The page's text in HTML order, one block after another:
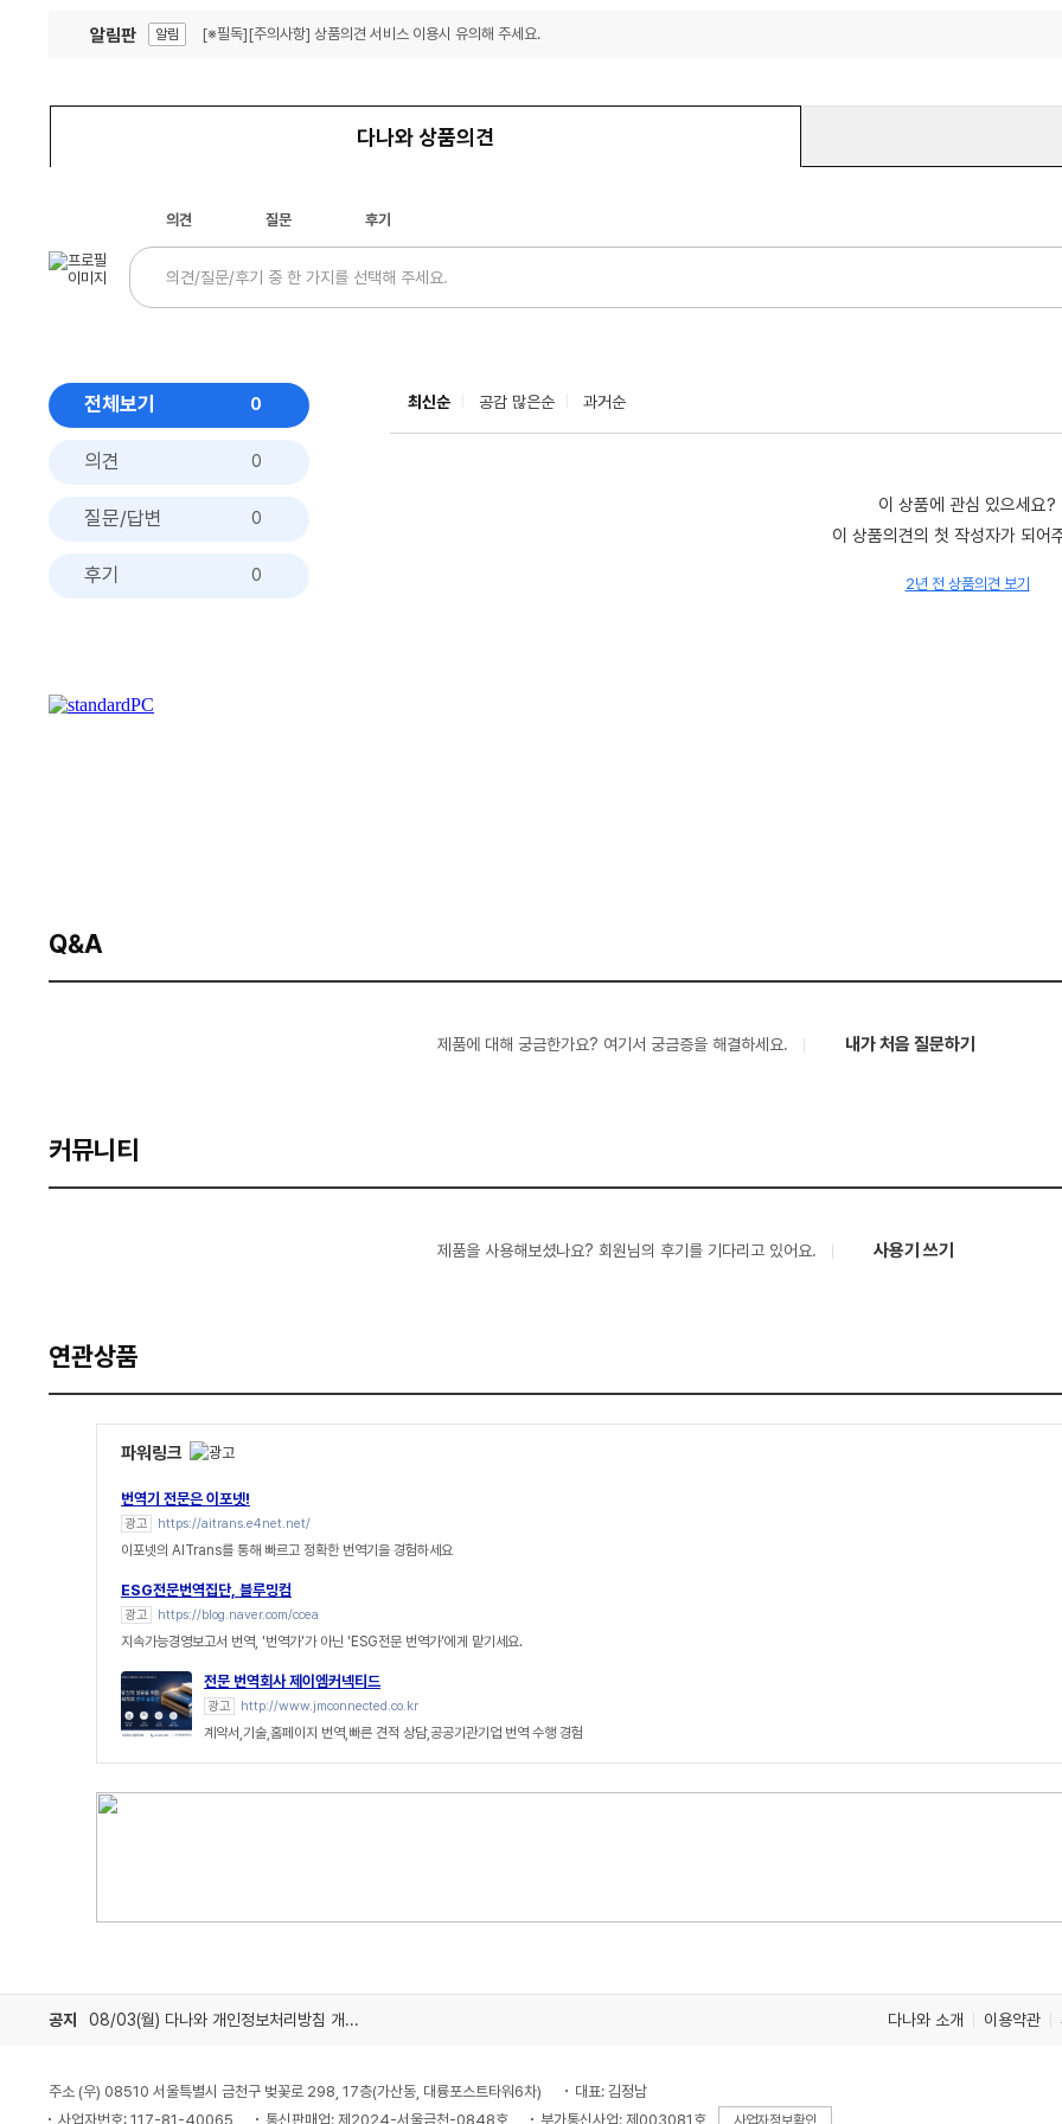
알림판 알림 [※필독][주의사항] 상품의견 서비스 이용시 유의해 주세요.
다나와 상품의견
의견 질문 후기
전체보기 0
의견 0
질문/답변 0
후기 0
최신순 공감 많은순 과거순
이 상품에 관심 있으세요?
이 상품의견의 첫 작성자가 되어
2년 전 상품의견 보기
Q&A
제품에 대해 궁금한가요? 여기서 궁금증을 해결하세요. 내가 처음 질문하기
커뮤니티
제품을 사용해보셨나요? 회원님의 후기를 기다리고 있어요. 사용기 쓰기
연관상품
파워링크
번역기 전문은 이포넷!
광고 https://aitrans.e4net.net/
이포넷의 AITrans를 통해 빠르고 정확한 번역기을 경험하세요
ESG전문번역집단, 블루밍컴
광고 https://blog.naver.com/ccea
지속가능경영보고서 번역, '번역가'가 아닌 'ESG전문 번역가'에게 맡기세요.
전문 번역회사 제이엠커넥티드
광고 http://www.jmconnected.co.kr
계약서,기술,홈페이지 번역,빠른 견적 상담,공공기관기업 번역 수행 경험
공지 08/03(월) 다나와 개인정보처리방침 개정 안내 다나와 소개 이용약관
주소 (우) 08510 서울특별시 금천구 벚꽃로 298, 17층(가산동, 대륭포스트타워6차)
대표: 김정남
사업자번호: 117-81-40065
통신판매업: 제2024-서울금천-0848호 부가통신사업: 제003081호 사업자정보확인